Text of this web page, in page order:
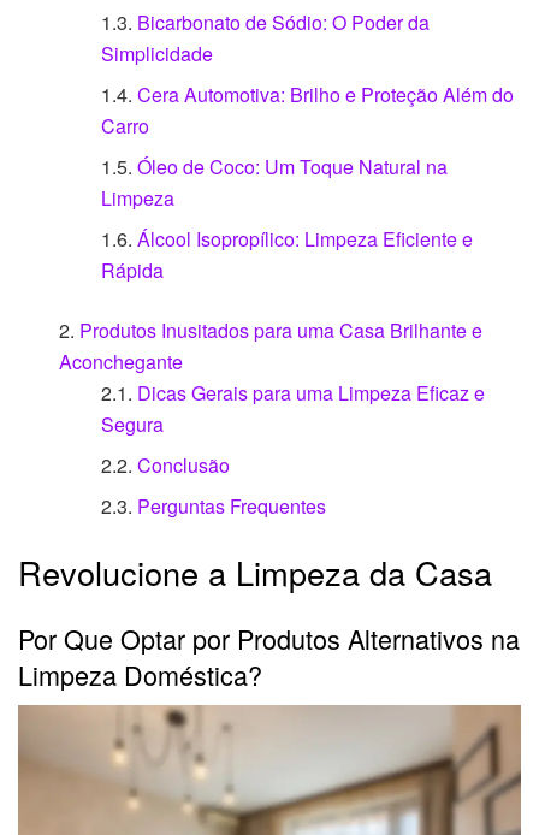
Bicarbonato de Sódio: O Poder da
Simplicidade
Cera Automotiva: Brilho e Proteção Além do
Carro
Óleo de Coco: Um Toque Natural na
Limpeza
Álcool Isopropílico: Limpeza Eficiente e
Rápida
Produtos Inusitados para uma Casa Brilhante e
Aconchegante
Dicas Gerais para uma Limpeza Eficaz e
Segura
Conclusão
Perguntas Frequentes
Revolucione a Limpeza da Casa
Por Que Optar por Produtos Alternativos na
Limpeza Doméstica?